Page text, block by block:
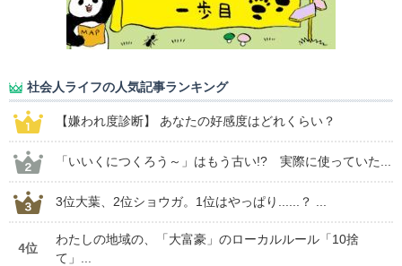
社会人ライフの人気記事ランキング
【嫌われ度診断】 あなたの好感度はどれくらい？
「いいくにつくろう～」はもう古い!? 実際に使っていた...
3位大葉、2位ショウガ。1位はやっぱり......？ ...
4位
わたしの地域の、「大富豪」のローカルルール「10捨
て」...